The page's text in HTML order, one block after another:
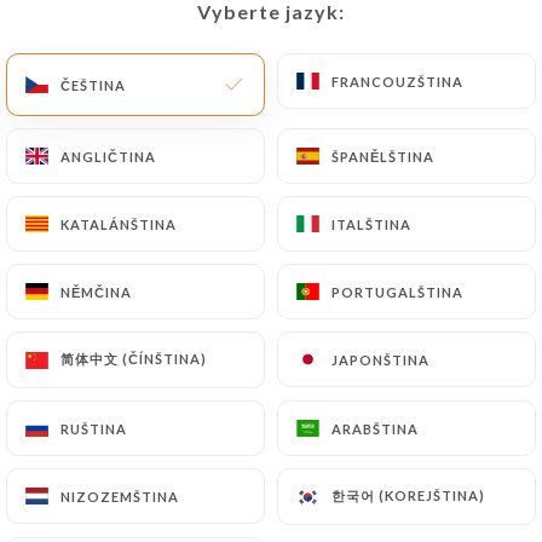
Vyberte jazyk:
ČEŠTINA FRANCOUZŠTINA
ANGLIČTINA ŠPANĚLŠTINA
KATALÁNŠTINA ITALŠTINA
NĚMČINA PORTUGALŠTINA
简体中文 (ČÍNŠTINA) JAPONŠTINA
RUŠTINA ARABŠTINA
NIZOZEMŠTINA 한국어 (KOREJŠTINA)
DOMŮ/KONTAKT
Chez Ly Saussaies
Vyberte jazyk:
ČEŠTINA FRANCOUZŠTINA
ANGLIČTINA ŠPANĚLŠTINA
KATALÁNŠTINA ITALŠTINA
NĚMČINA PORTUGALŠTINA
简体中文 (ČÍNŠTINA) JAPONŠTINA
RUŠTINA ARABŠTINA
NIZOZEMŠTINA 한국어 (KOREJŠTINA)